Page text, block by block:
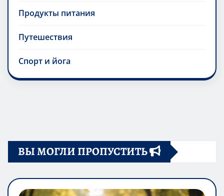
Продукты питания
Путешествия
Спорт и йога
ВЫ МОГЛИ ПРОПУСТИТЬ